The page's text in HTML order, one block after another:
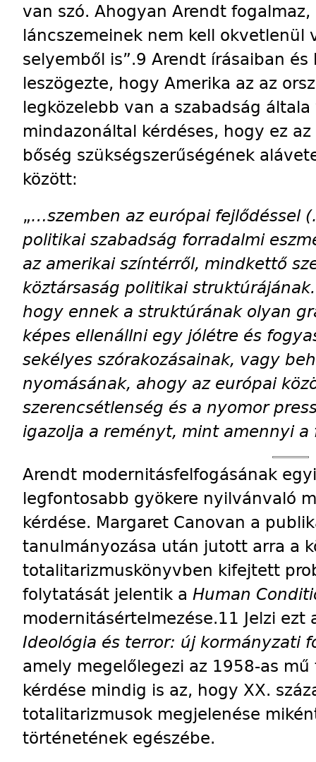
van szó. Ahogyan Arendt fogalmaz,
láncszemeinek nem kell okvetlenül
selyemből is”.9 Arendt írásaiban
leszögezte, hogy Amerika az az
legközelebb van a szabadság
mindazonáltal kérdéses, hogy ez
bőség szükségszerűségének
között:
„…szemben az európai fejlődéssel
politikai szabadság forradalmi
az amerikai színtérről, mindkettő
köztársaság politikai
hogy ennek a struktúrának olyan
képes ellenállni egy jólétre és
sekélyes szórakozásainak, vagy
nyomásának, ahogy az európai
szerencsétlenség és a nyomor
igazolja a reményt, mint amennyi
Arendt modernitásfelfogásának
legfontosabb gyökere nyilvánvaló
kérdése. Margaret Canovan a
tanulmányozása után jutott arra a
totalitarizmuskönyvben kifejtett
folytatását jelentik a Human
modernitásértelmezése.11 Jelzi
Ideológia és terror: új kormányzati
amely megelőlegezi az 1958-as
kérdése mindig is az, hogy XX.
totalitarizmusok megjelenése
történetének egészébe.